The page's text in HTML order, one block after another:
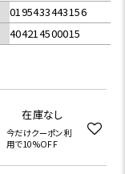
0195433443156
404214500015
在庫なし
今だけクーポン利
用で10%OFF